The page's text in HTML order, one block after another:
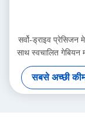
सर्वो-ड्राइव प्रेसिजन
साथ स्वचालित गेबियन
अधिकतम
सबसे अच्छी